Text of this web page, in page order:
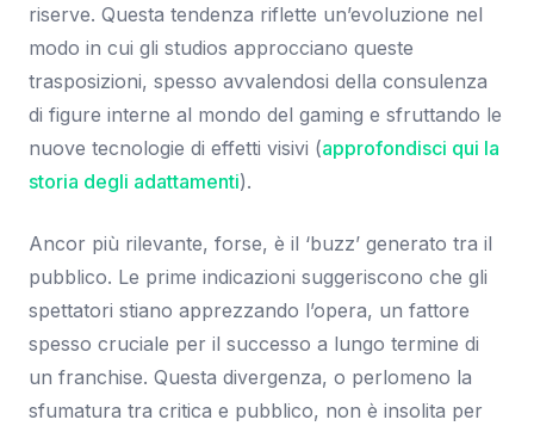
riserve. Questa tendenza riflette un’evoluzione nel
modo in cui gli studios approcciano queste
trasposizioni, spesso avvalendosi della consulenza
di figure interne al mondo del gaming e sfruttando le
nuove tecnologie di effetti visivi (approfondisci qui la
storia degli adattamenti).
Ancor più rilevante, forse, è il ‘buzz’ generato tra il
pubblico. Le prime indicazioni suggeriscono che gli
spettatori stiano apprezzando l’opera, un fattore
spesso cruciale per il successo a lungo termine di
un franchise. Questa divergenza, o perlomeno la
sfumatura tra critica e pubblico, non è insolita per